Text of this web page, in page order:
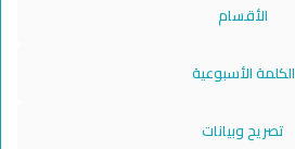
الأقسام
الكلمة الأسبوعية
تصريح وبيانات